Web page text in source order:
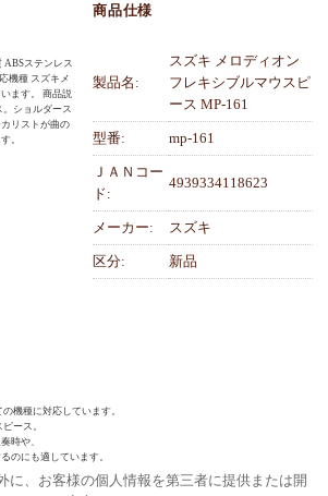
ABSステンレス
機種 スズキメ
ます。 商品説
ショルダース
リストが曲の
。
商品仕様
製品名:
スズキ メロディオン
フレキシブルマウスピ
ース MP-161
型番: mp-161
ＪＡＮコー
ド:
4939334118623
メーカー: スズキ
区分: 新品
機種に対応しています。
ース。
時や、
のにも適しています。
に、お客様の個人情報を第三者に提供または開